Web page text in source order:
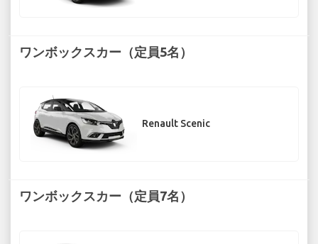
ワンボックスカー（定員5名）
Renault Scenic
ワンボックスカー（定員7名）